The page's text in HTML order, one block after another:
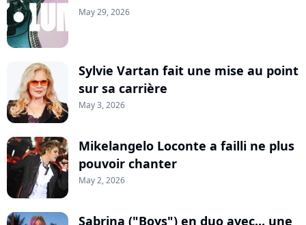
May 29, 2026
Sylvie Vartan fait une mise au point
sur sa carrière
May 3, 2026
Mikelangelo Loconte a failli ne plus
pouvoir chanter
May 2, 2026
Sabrina ("Boys") en duo avec... une